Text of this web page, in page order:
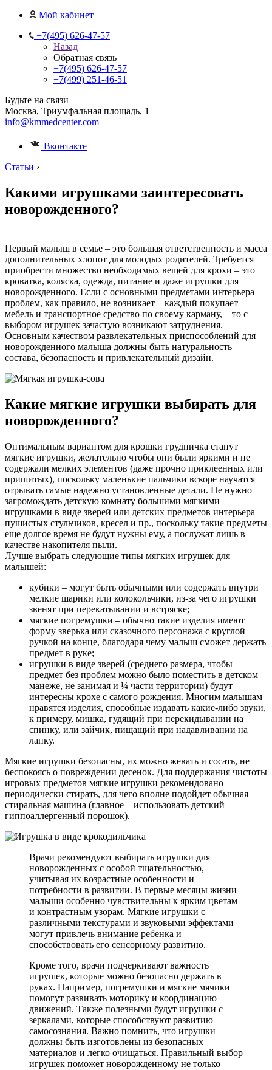
Мой кабинет
+7(495) 626-47-57
Назад
Обратная связь
+7(495) 626-47-57
+7(499) 251-46-51
Будьте на связи
Москва, Триумфальная площадь, 1
info@kmmedcenter.com
Вконтакте
Статьи ›
Какими игрушками заинтересовать
новорожденного?
Первый малыш в семье – это большая ответственность и масса
дополнительных хлопот для молодых родителей. Требуется
приобрести множество необходимых вещей для крохи – это
кроватка, коляска, одежда, питание и даже игрушки для
новорожденного. Если с основными предметами интерьера
проблем, как правило, не возникает – каждый покупает
мебель и транспортное средство по своему карману, – то с
выбором игрушек зачастую возникают затруднения.
Основным качеством развлекательных приспособлений для
новорожденного малыша должны быть натуральность
состава, безопасность и привлекательный дизайн.
Какие мягкие игрушки выбирать для
новорожденного?
Оптимальным вариантом для крошки грудничка станут
мягкие игрушки, желательно чтобы они были яркими и не
содержали мелких элементов (даже прочно приклеенных или
пришитых), поскольку маленькие пальчики вскоре научатся
отрывать самые надежно установленные детали. Не нужно
загромождать детскую комнату большими мягкими
игрушками в виде зверей или детских предметов интерьера –
пушистых стульчиков, кресел и пр., поскольку такие предметы
еще долгое время не будут нужны ему, а послужат лишь в
качестве накопителя пыли.
Лучше выбрать следующие типы мягких игрушек для
малышей:
кубики – могут быть обычными или содержать внутри
мелкие шарики или колокольчики, из-за чего игрушки
звенят при перекатывании и встряске;
мягкие погремушки – обычно такие изделия имеют
форму зверька или сказочного персонажа с круглой
ручкой на конце, благодаря чему малыш сможет держать
предмет в руке;
игрушки в виде зверей (среднего размера, чтобы
предмет без проблем можно было поместить в детском
манеже, не занимая и ¼ части территории) будут
интересны крохе с самого рождения. Многим малышам
нравятся изделия, способные издавать какие-либо звуки,
к примеру, мишка, гудящий при перекидывании на
спинку, или зайчик, пищащий при надавливании на
лапку.
Мягкие игрушки безопасны, их можно жевать и сосать, не
беспокоясь о повреждении десенок. Для поддержания чистоты
игровых предметов мягкие игрушки рекомендовано
периодически стирать, для чего вполне подойдет обычная
стиральная машина (главное – использовать детский
гиппоаллергенный порошок).
Врачи рекомендуют выбирать игрушки для
новорожденных с особой тщательностью,
учитывая их возрастные особенности и
потребности в развитии. В первые месяцы жизни
малыши особенно чувствительны к ярким цветам
и контрастным узорам. Мягкие игрушки с
различными текстурами и звуковыми эффектами
могут привлечь внимание ребенка и
способствовать его сенсорному развитию.
Кроме того, врачи подчеркивают важность
игрушек, которые можно безопасно держать в
руках. Например, погремушки и мягкие мячики
помогут развивать моторику и координацию
движений. Также полезными будут игрушки с
зеркалами, которые способствуют развитию
самосознания. Важно помнить, что игрушки
должны быть изготовлены из безопасных
материалов и легко очищаться. Правильный выбор
игрушек поможет новорожденному не только